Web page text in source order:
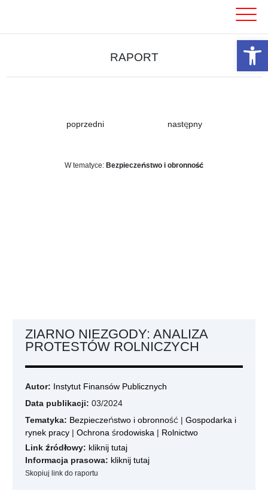
RAPORT
poprzedni następny
W tematyce: Bezpieczeństwo i obronność
ZIARNO NIEZGODY: ANALIZA
PROTESTÓW ROLNICZYCH
Autor: Instytut Finansów Publicznych
Data publikacji: 03/2024
Tematyka: Bezpieczeństwo i obronność | Gospodarka i
rynek pracy | Ochrona środowiska | Rolnictwo
Link źródłowy: kliknij tutaj
Informacja prasowa: kliknij tutaj
Skopiuj link do raportu